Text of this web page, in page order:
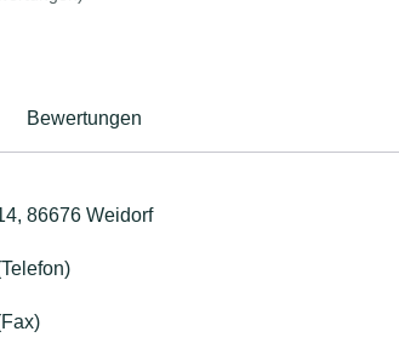
Bewertungen
86676 Weidorf